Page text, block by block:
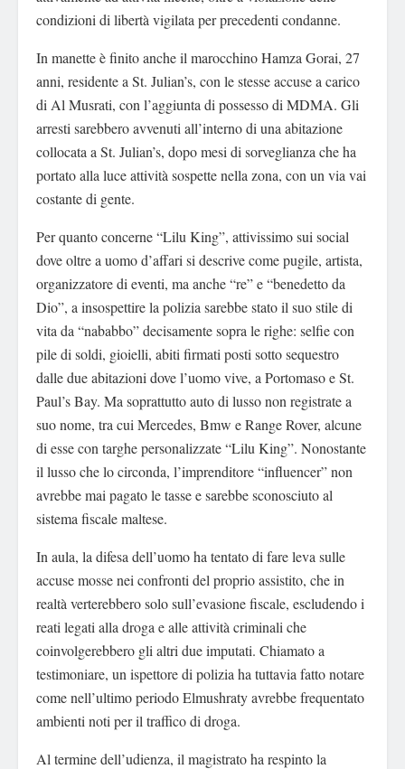
condizioni di libertà vigilata per precedenti condanne.
In manette è finito anche il marocchino Hamza Gorai, 27
anni, residente a St. Julian’s, con le stesse accuse a carico
di Al Musrati, con l’aggiunta di possesso di MDMA. Gli
arresti sarebbero avvenuti all’interno di una abitazione
collocata a St. Julian’s, dopo mesi di sorveglianza che ha
portato alla luce attività sospette nella zona, con un via vai
costante di gente.
Per quanto concerne “Lilu King”, attivissimo sui social
dove oltre a uomo d’affari si descrive come pugile, artista,
organizzatore di eventi, ma anche “re” e “benedetto da
Dio”, a insospettire la polizia sarebbe stato il suo stile di
vita da “nababbo” decisamente sopra le righe: selfie con
pile di soldi, gioielli, abiti firmati posti sotto sequestro
dalle due abitazioni dove l’uomo vive, a Portomaso e St.
Paul’s Bay. Ma soprattutto auto di lusso non registrate a
suo nome, tra cui Mercedes, Bmw e Range Rover, alcune
di esse con targhe personalizzate “Lilu King”. Nonostante
il lusso che lo circonda, l’imprenditore “influencer” non
avrebbe mai pagato le tasse e sarebbe sconosciuto al
sistema fiscale maltese.
In aula, la difesa dell’uomo ha tentato di fare leva sulle
accuse mosse nei confronti del proprio assistito, che in
realtà verterebbero solo sull’evasione fiscale, escludendo i
reati legati alla droga e alle attività criminali che
coinvolgerebbero gli altri due imputati. Chiamato a
testimoniare, un ispettore di polizia ha tuttavia fatto notare
come nell’ultimo periodo Elmushraty avrebbe frequentato
ambienti noti per il traffico di droga.
Al termine dell’udienza, il magistrato ha respinto la